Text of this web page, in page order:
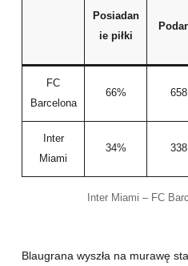
Posiadan
ie piłki
FC
Barcelona
66% 658
Inter
Miami
34% 338
Inter Miami – FC
Blaugrana wyszła na murawę